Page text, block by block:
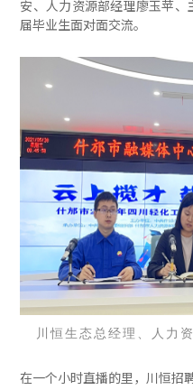
安、人力资源部经理廖玉苹
届毕业生面对面交流。
川恒生态总经理、人力
在一个小时直播的里，川恒招